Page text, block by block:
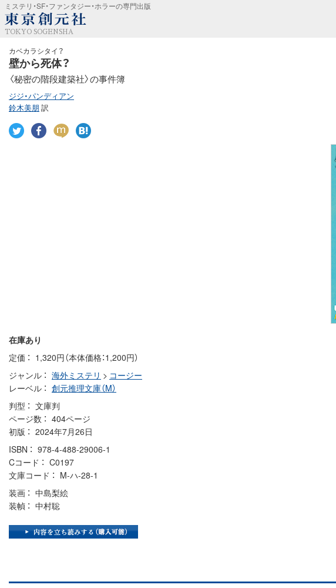
ミステリ・SF・ファンタジー・ホラーの専門出版
TOKYO SOGENSHA
カベカラシタイ？
壁から死体？
〈秘密の階段建築社〉の事件簿
ジジ・パンディアン
鈴木美朋 訳
在庫あり
定価
1,320円（本体価格：1,200円）
ジャンル
海外ミステリ > コージー
レーベル
創元推理文庫（M）
判型
文庫判
ページ数
404ページ
初版
2024年7月26日
ISBN
978-4-488-29006-1
Cコード
C0197
文庫コード
M-ハ-28-1
装画
中島梨絵
装幀
中村聡